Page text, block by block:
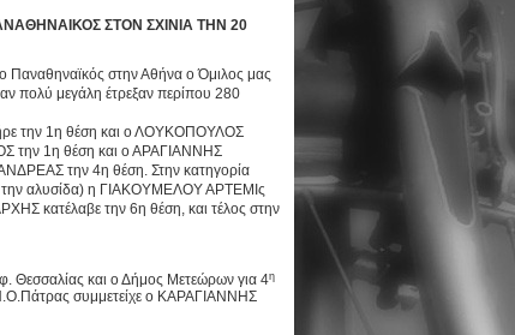
ΣΤΟΝ ΣΧΙΝΙΑ ΤΗΝ 20
Παναθηναϊκός στην Αθήνα ο Όμιλος μας
πολύ μεγάλη έτρεξαν περίπου 280
την 1η θέση και ο ΛΟΥΚΟΠΟΥΛΟΣ
1η θέση και ο ΑΡΑΓΙΑΝΝΗΣ
την 4η θέση. Στην κατηγορία
την αλυσίδα) η ΓΙΑΚΟΥΜΕΛΟΥ ΑΡΤΕΜΙς
κατέλαβε την 6η θέση, και τέλος στην
Θεσσαλίας και ο Δήμος Μετεώρων για 4η
Π.Ο.Πάτρας συμμετείχε ο ΚΑΡΑΓΙΑΝΝΗΣ